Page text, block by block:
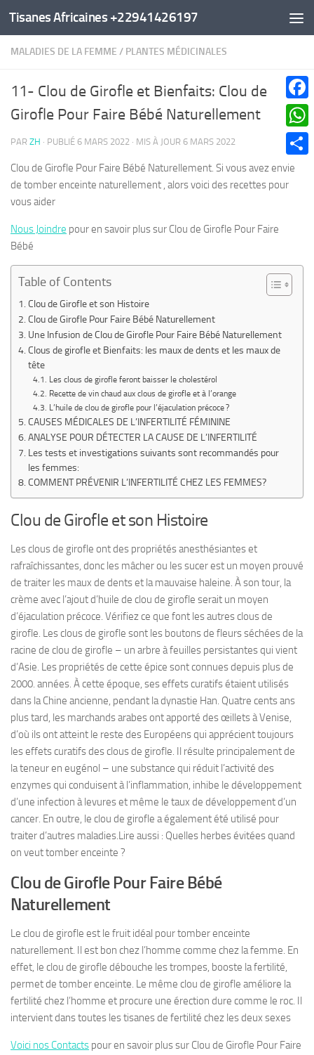
Au dessous du contenu
Tisanes Africaines +22941426197
MALADIES DE LA FEMME / PLANTES MÉDICINALES
11- Clou de Girofle et Bienfaits: Clou de
Girofle Pour Faire Bébé Naturellement
PAR ZH · PUBLIÉ 6 MARS 2022 · MIS À JOUR 6 MARS 2022
Clou de Girofle Pour Faire Bébé Naturellement. Si vous avez envie
de tomber enceinte naturellement , alors voici des recettes pour
vous aider
Nous Joindre pour en savoir plus sur Clou de Girofle Pour Faire
Bébé
Table of Contents
Clou de Girofle et son Histoire
Clou de Girofle Pour Faire Bébé Naturellement
Une Infusion de Clou de Girofle Pour Faire Bébé Naturellement
Clous de girofle et Bienfaits: les maux de dents et les maux de
tête
Les clous de girofle feront baisser le cholestérol
Recette de vin chaud aux clous de girofle et à l’orange
L’huile de clou de girofle pour l’éjaculation précoce ?
CAUSES MÉDICALES DE L’INFERTILITÉ FÉMININE
ANALYSE POUR DÉTECTER LA CAUSE DE L’INFERTILITÉ
Les tests et investigations suivants sont recommandés pour
les femmes:
COMMENT PRÉVENIR L’INFERTILITÉ CHEZ LES FEMMES?
Clou de Girofle et son Histoire
Les clous de girofle ont des propriétés anesthésiantes et
rafraîchissantes, donc les mâcher ou les sucer est un moyen prouvé
de traiter les maux de dents et la mauvaise haleine. À son tour, la
crème avec l’ajout d’huile de clou de girofle serait un moyen
d’éjaculation précoce. Vérifiez ce que font les autres clous de
girofle. Les clous de girofle sont les boutons de fleurs séchées de la
racine de clou de girofle – un arbre à feuilles persistantes qui vient
d’Asie. Les propriétés de cette épice sont connues depuis plus de
2000. années. À cette époque, ses effets curatifs étaient utilisés
dans la Chine ancienne, pendant la dynastie Han. Quatre cents ans
plus tard, les marchands arabes ont apporté des œillets à Venise,
d’où ils ont atteint le reste des Européens qui apprécient toujours
les effets curatifs des clous de girofle. Il résulte principalement de
la teneur en eugénol – une substance qui réduit l’activité des
enzymes qui conduisent à l’inflammation, inhibe le développement
d’une infection à levures et même le taux de développement d’un
cancer. En outre, le clou de girofle a également été utilisé pour
traiter d’autres maladies.Lire aussi : Quelles herbes évitées quand
on veut tomber enceinte ?
Clou de Girofle Pour Faire Bébé
Naturellement
Le clou de girofle est le fruit idéal pour tomber enceinte
naturellement. Il est bon chez l’homme comme chez la femme. En
effet, le clou de girofle débouche les trompes, booste la fertilité,
permet de tomber enceinte. Le même clou de girofle améliore la
fertilité chez l’homme et procure une érection dure comme le roc. Il
intervient dans toutes les tisanes de fertilité chez les deux sexes
Voici nos Contacts pour en savoir plus sur Clou de Girofle Pour Faire